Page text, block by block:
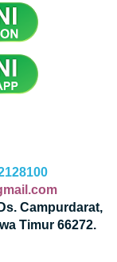
Campurdarat,
Timur 66272.